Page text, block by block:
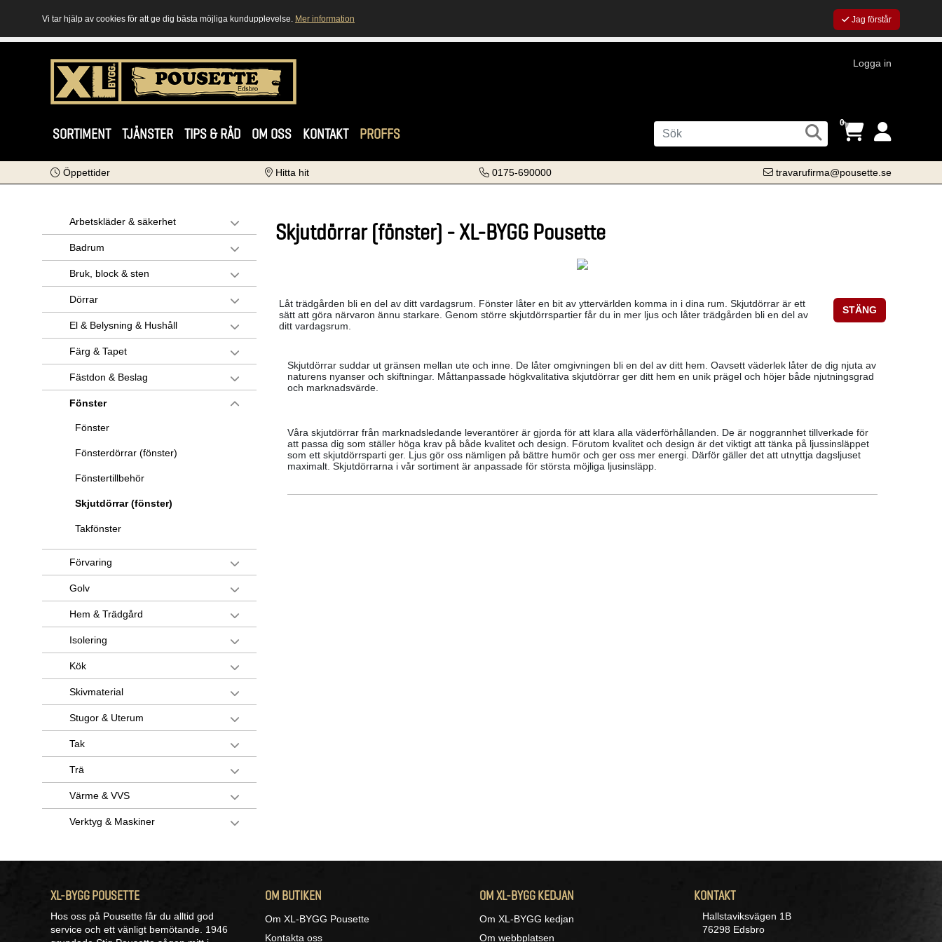
Vi tar hjälp av cookies för att ge dig bästa möjliga kundupplevelse. Mer information Jag förstår
Logga in
SORTIMENT TJÄNSTER TIPS & RÅD OM OSS KONTAKT PROFFS
0
Öppettider Hitta hit 0175-690000 travarufirma@pousette.se
Arbetskläder & säkerhet
Badrum
Bruk, block & sten
Dörrar
El & Belysning & Hushåll
Färg & Tapet
Fästdon & Beslag
Fönster
Fönster
Fönsterdörrar (fönster)
Fönstertillbehör
Skjutdörrar (fönster)
Takfönster
Förvaring
Golv
Hem & Trädgård
Isolering
Kök
Skivmaterial
Stugor & Uterum
Tak
Trä
Värme & VVS
Verktyg & Maskiner
Skjutdörrar (fönster) - XL-BYGG Pousette
STÄNG
Låt trädgården bli en del av ditt vardagsrum. Fönster låter en bit av yttervärlden komma in i dina rum. Skjutdörrar är ett
sätt att göra närvaron ännu starkare. Genom större skjutdörrspartier får du in mer ljus och låter trädgården bli en del av
ditt vardagsrum.
Skjutdörrar suddar ut gränsen mellan ute och inne. De låter omgivningen bli en del av ditt hem. Oavsett väderlek låter de dig njuta av
naturens nyanser och skiftningar. Måttanpassade högkvalitativa skjutdörrar ger ditt hem en unik prägel och höjer både njutningsgrad
och marknadsvärde.
Våra skjutdörrar från marknadsledande leverantörer är gjorda för att klara alla väderförhållanden. De är noggrannhet tillverkade för
att passa dig som ställer höga krav på både kvalitet och design. Förutom kvalitet och design är det viktigt att tänka på ljussinsläppet
som ett skjutdörrsparti ger. Ljus gör oss nämligen på bättre humör och ger oss mer energi. Därför gäller det att utnyttja dagsljuset
maximalt. Skjutdörrarna i vår sortiment är anpassade för största möjliga ljusinsläpp.
XL-BYGG POUSETTE
Hos oss på Pousette får du alltid god
service och ett vänligt bemötande. 1946
OM BUTIKEN
Om XL-BYGG Pousette
Kontakta oss
OM XL-BYGG KEDJAN
Om XL-BYGG kedjan
Om webbplatsen
KONTAKT
Hallstaviksvägen 1B
76298 Edsbro